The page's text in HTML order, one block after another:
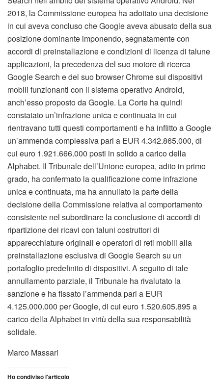
2018, la Commissione europea ha adottato una decisione
in cui aveva concluso che Google aveva abusato della sua
posizione dominante imponendo, segnatamente con
accordi di preinstallazione e condizioni di licenza di talune
applicazioni, la precedenza del suo motore di ricerca
Google Search e del suo browser Chrome sui dispositivi
mobili funzionanti con il sistema operativo Android,
anch’esso proposto da Google. La Corte ha quindi
constatato un’infrazione unica e continuata in cui
rientravano tutti questi comportamenti e ha inflitto a Google
un’ammenda complessiva pari a EUR 4.342.865.000, di
cui euro 1.921.666.000 posti in solido a carico della
Alphabet. Il Tribunale dell’Unione europea, adito in primo
grado, ha confermato la qualificazione come infrazione
unica e continuata, ma ha annullato la parte della
decisione della Commissione relativa al comportamento
consistente nel subordinare la conclusione di accordi di
ripartizione dei ricavi con taluni costruttori di
apparecchiature originali e operatori di reti mobili alla
preinstallazione esclusiva di Google Search su un
portafoglio predefinito di dispositivi. A seguito di tale
annullamento parziale, il Tribunale ha rivalutato la
sanzione e ha fissato l’ammenda pari a EUR
4.125.000.000 per Google, di cui euro 1.520.605.895 a
carico della Alphabet in virtù della sua responsabilità
solidale.
Marco Massari
Ho condiviso l'articolo